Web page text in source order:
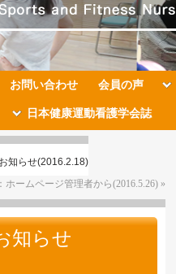
お問い合わせ 会員の声
日本健康運動看護学会誌
知らせ(2016.2.18)
ホームページ管理者から(2016.5.26) »
知らせ